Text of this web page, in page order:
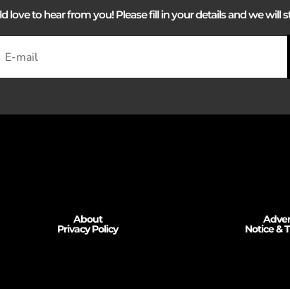
love to hear from you! Please fill in your details and we will
About
Privacy Policy Notice &